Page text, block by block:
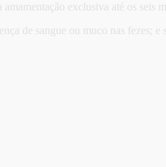
exclusiva até os seis
de sangue ou muco nas